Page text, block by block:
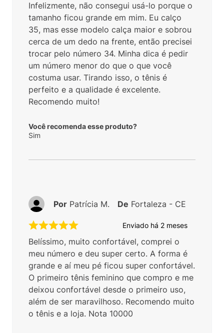
Infelizmente, não consegui usá-lo porque o
tamanho ficou grande em mim. Eu calço
35, mas esse modelo calça maior e sobrou
cerca de um dedo na frente, então precisei
trocar pelo número 34. Minha dica é pedir
um número menor do que o que você
costuma usar. Tirando isso, o tênis é
perfeito e a qualidade é excelente.
Recomendo muito!
Você recomenda esse produto?
Sim
Enviado há 2 meses
Belíssimo, muito confortável, comprei o
meu número e deu super certo. A forma é
grande e aí meu pé ficou super confortável.
O primeiro tênis feminino que compro e me
deixou confortável desde o primeiro uso,
além de ser maravilhoso. Recomendo muito
o tênis e a loja. Nota 10000
Por Patrícia M. De Fortaleza - CE